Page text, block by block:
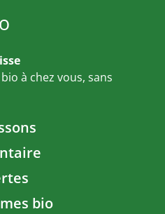
à chez vous, sans
bio